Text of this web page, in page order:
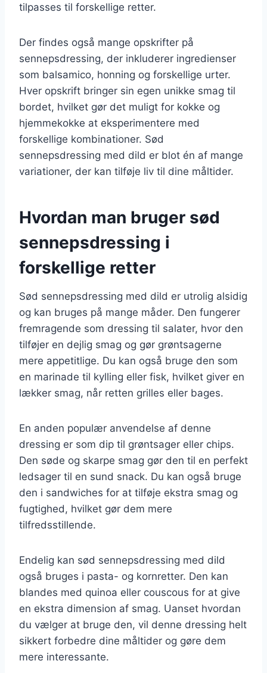
tilpasses til forskellige retter.
Der findes også mange opskrifter på
sennepsdressing, der inkluderer ingredienser
som balsamico, honning og forskellige urter.
Hver opskrift bringer sin egen unikke smag til
bordet, hvilket gør det muligt for kokke og
hjemmekokke at eksperimentere med
forskellige kombinationer. Sød
sennepsdressing med dild er blot én af mange
variationer, der kan tilføje liv til dine måltider.
Hvordan man bruger sød
sennepsdressing i
forskellige retter
Sød sennepsdressing med dild er utrolig alsidig
og kan bruges på mange måder. Den fungerer
fremragende som dressing til salater, hvor den
tilføjer en dejlig smag og gør grøntsagerne
mere appetitlige. Du kan også bruge den som
en marinade til kylling eller fisk, hvilket giver en
lækker smag, når retten grilles eller bages.
En anden populær anvendelse af denne
dressing er som dip til grøntsager eller chips.
Den søde og skarpe smag gør den til en perfekt
ledsager til en sund snack. Du kan også bruge
den i sandwiches for at tilføje ekstra smag og
fugtighed, hvilket gør dem mere
tilfredsstillende.
Endelig kan sød sennepsdressing med dild
også bruges i pasta- og kornretter. Den kan
blandes med quinoa eller couscous for at give
en ekstra dimension af smag. Uanset hvordan
du vælger at bruge den, vil denne dressing helt
sikkert forbedre dine måltider og gøre dem
mere interessante.